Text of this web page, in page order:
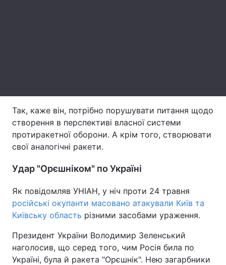
Тема оформлення
Так, каже він, потрібно порушувати питання щодо
створення в перспективі власної системи
протиракетної оборони. А крім того, створювати
свої аналогічні ракети.
Удар "Орєшніком" по Україні
Як повідомляв УНІАН, у ніч проти 24 травня
російські окупанти масовано атакували Київ та
Київську область різними засобами ураження.
Президент України Володимир Зеленський
наголосив, що серед того, чим Росія била по
Україні, була й ракета "Орєшнік". Нею загарбники